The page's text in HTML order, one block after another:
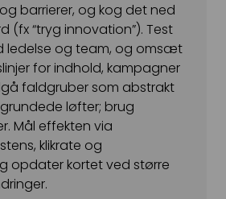
barrierer, og kog det ned
(fx “tryg innovation”). Test
ledelse og team, og omsæt
for indhold, kampagner
faldgruber som abstrakt
løfter; brug
Mål effekten via
klikrate og
opdater kortet ved større